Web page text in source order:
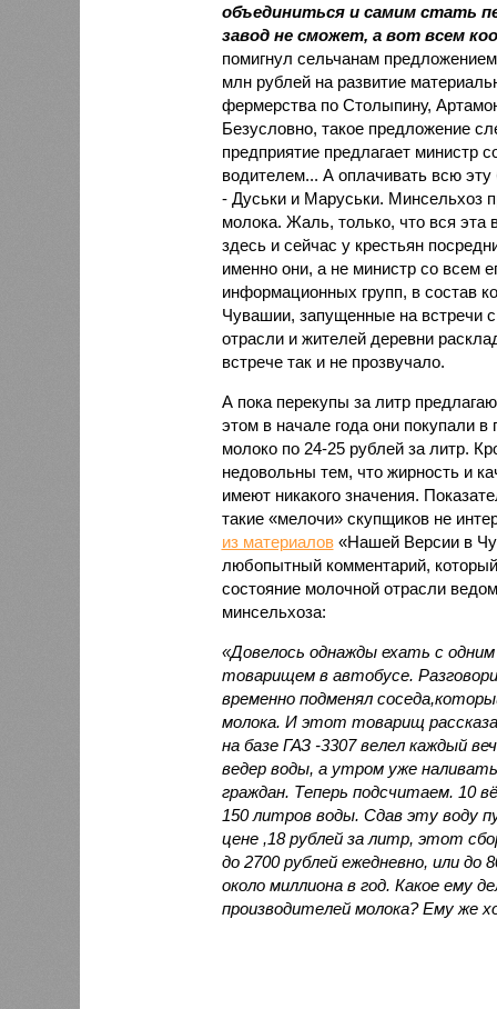
объединиться и самим стать
завод не сможет, а вот всем
помигнул сельчанам
млн рублей на развитие
фермерства по Столыпину,
Безусловно, такое предложение
предприятие предлагает министр
водителем... А оплачивать всю
- Дуськи и Маруськи. Минсельхоз
молока. Жаль, только, что вся
здесь и сейчас у крестьян
именно они, а не министр со всем
информационных групп, в состав
Чувашии, запущенные на встречи
отрасли и жителей деревни
встрече так и не прозвучало.
А пока перекупы за литр
этом в начале года они покупали в
молоко по 24-25 рублей за литр.
недовольны тем, что жирность и
имеют никакого значения.
такие «мелочи» скупщиков не
из материалов«Нашей Версии в
любопытный комментарий,
состояние молочной отрасли
минсельхоза:
«Довелось однажды ехать с
товарищем в автобусе.
временно подменял
молока. И этот товарищ
на базе ГАЗ -3307 велел каждый
ведер воды, а утром уже
граждан. Теперь подсчитаем. 10
150 литров воды. Сдав эту воду
цене ,18 рублей за литр, этот
до 2700 рублей ежедневно, или до
около миллиона в год. Какое ему
производителей молока? Ему же